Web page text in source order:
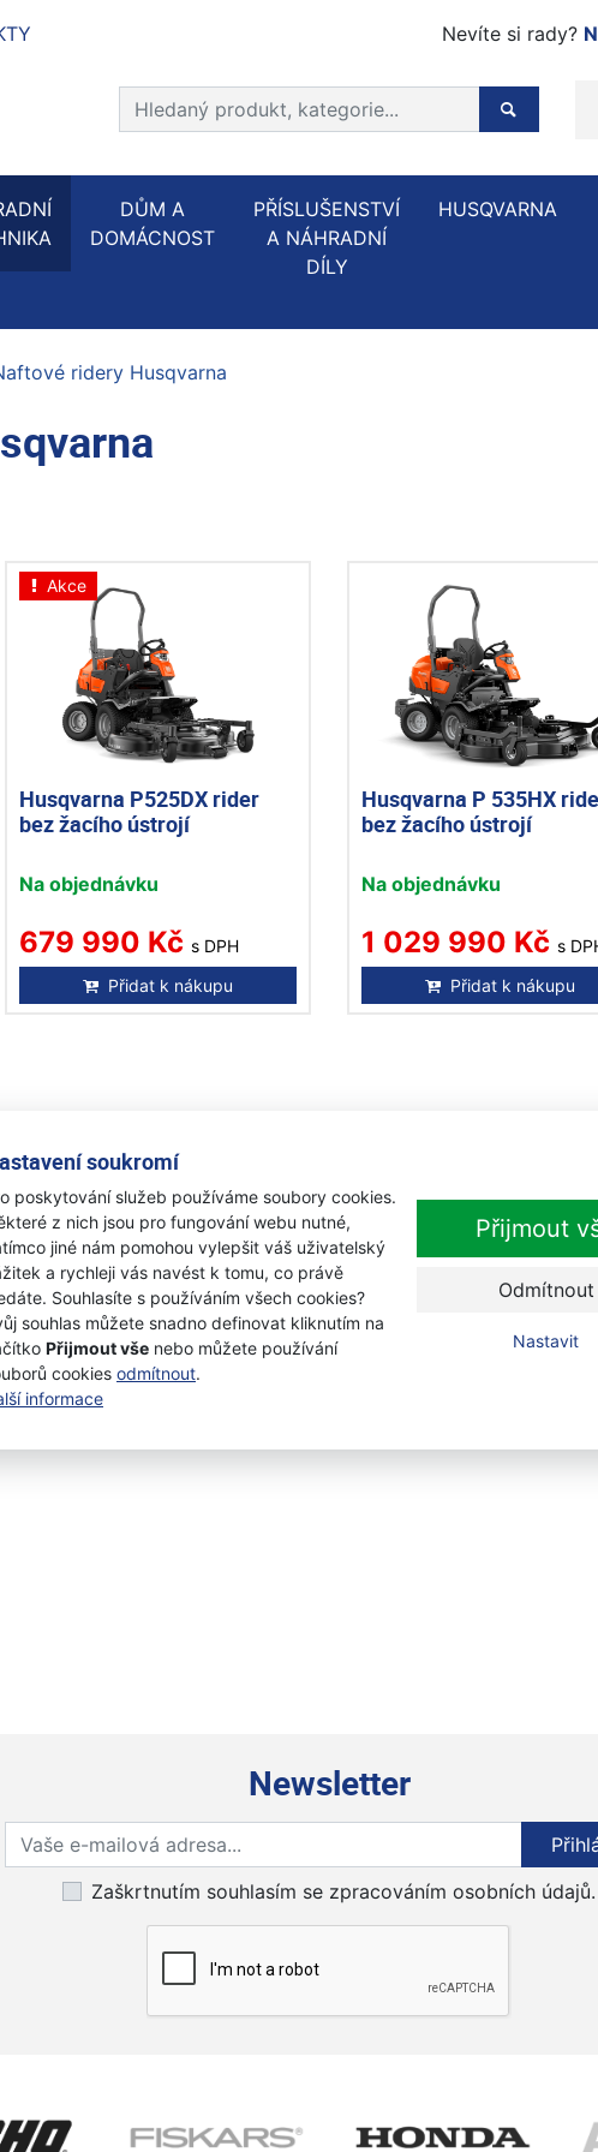
soukromí
poskytování služeb používáme soubory cookies.
z nich jsou pro fungování webu nutné,
jiné nám pomohou vylepšit váš uživatelský
a rychleji vás navést k tomu, co právě
Souhlasíte s používáním všech cookies?
souhlas můžete snadno definovat kliknutím na
Přijmout vše nebo můžete používání
cookies odmítnout.
informace
Přijmout
Odmítnout
Nastavit
Nevíte si rady?
Prohledat web
Hledaný
DŮM A
DOMÁCNOST
PŘÍSLUŠENSTVÍ
A NÁHRADNÍ
DÍLY
HUSQVARNA
ridery Husqvarna
Akce
Husqvarna P525DX rider
bez žacího ústrojí
Na objednávku
679 990 Kč s DPH
Přidat k nákupu
Husqvarna P 535HX
bez žacího ústrojí
Na objednávku
1 029 990 Kč s
Přidat k nákupu
Newsletter
Přihlaste se k odběru novinek
Zaškrtnutím souhlasím se zpracováním osobních údajů.